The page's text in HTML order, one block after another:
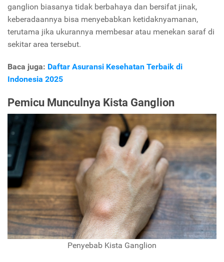
ganglion biasanya tidak berbahaya dan bersifat jinak,
keberadaannya bisa menyebabkan ketidaknyamanan,
terutama jika ukurannya membesar atau menekan saraf di
sekitar area tersebut.
Baca juga: Daftar Asuransi Kesehatan Terbaik di
Indonesia 2025
Pemicu Munculnya Kista Ganglion
Penyebab Kista Ganglion